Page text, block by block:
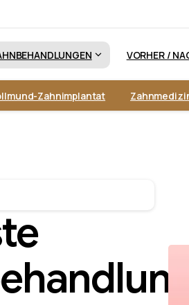
VORHER /
Zahnimplantat